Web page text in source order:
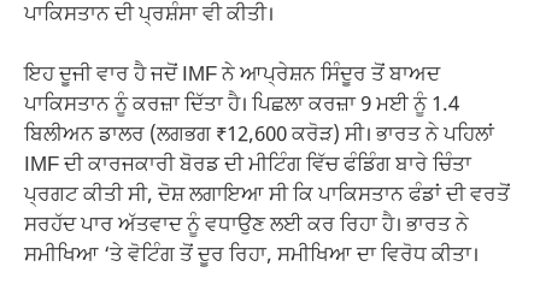
ਪਾਕਿਸਤਾਨ ਦੀ ਪ੍ਰਸ਼ੰਸਾ ਵੀ ਕੀਤੀ।
ਇਹ ਦੂਜੀ ਵਾਰ ਹੈ ਜਦੋਂ IMF ਨੇ ਆਪ੍ਰੇਸ਼ਨ ਸਿੰਦੂਰ ਤੋਂ ਬਾਅਦ
ਪਾਕਿਸਤਾਨ ਨੂੰ ਕਰਜ਼ਾ ਦਿੱਤਾ ਹੈ। ਪਿਛਲਾ ਕਰਜ਼ਾ 9 ਮਈ ਨੂੰ 1.4
ਬਿਲੀਅਨ ਡਾਲਰ (ਲਗਭਗ ₹12,600 ਕਰੋੜ) ਸੀ। ਭਾਰਤ ਨੇ ਪਹਿਲਾਂ
IMF ਦੀ ਕਾਰਜਕਾਰੀ ਬੋਰਡ ਦੀ ਮੀਟਿੰਗ ਵਿੱਚ ਫੰਡਿੰਗ ਬਾਰੇ ਚਿੰਤਾ
ਪ੍ਰਗਟ ਕੀਤੀ ਸੀ, ਦੋਸ਼ ਲਗਾਇਆ ਸੀ ਕਿ ਪਾਕਿਸਤਾਨ ਫੰਡਾਂ ਦੀ ਵਰਤੋਂ
ਸਰਹੱਦ ਪਾਰ ਅੱਤਵਾਦ ਨੂੰ ਵਧਾਉਣ ਲਈ ਕਰ ਰਿਹਾ ਹੈ। ਭਾਰਤ ਨੇ
ਸਮੀਖਿਆ ‘ਤੇ ਵੋਟਿੰਗ ਤੋਂ ਦੂਰ ਰਿਹਾ, ਸਮੀਖਿਆ ਦਾ ਵਿਰੋਧ ਕੀਤਾ।